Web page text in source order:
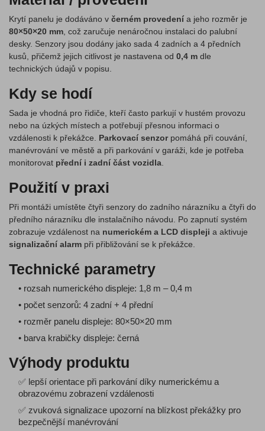
Krytí panelu je dodáváno v černém provedení a jeho rozměr je
80×50×20 mm , což zaručuje nenáročnou instalaci do palubní
desky. Senzory jsou dodány jako sada 4 zadních a 4 předních
kusů, přičemž jejich citlivost je nastavena od 0,4 m dle
technických údajů v popisu.
Kdy se hodí
Sada je vhodná pro řidiče, kteří často parkují v hustém provozu
nebo na úzkých místech a potřebují přesnou informaci o
vzdálenosti k překážce. Parkovací senzorpomáhá při couvání,
manévrování ve městě a při parkování v garáži, kde je potřeba
monitorovat přední i zadní část vozidla
Použití v praxi
Při montáži umístěte čtyři senzory do zadního nárazníku a čtyři do
předního nárazníku dle instalačního návodu. Po zapnutí systém
zobrazuje vzdálenost na numerickém a LCD displeji a aktivuje
signalizační alarm při přibližování se k překážce.
Technické parametry
• rozsah numerického displeje: 1,8 m – 0,4 m
• počet senzorů: 4 zadní + 4 přední
• rozměr panelu displeje: 80×50×20 mm
• barva krabičky displeje: černá
Výhody produktu
✅ lepší orientace při parkování díky numerickému a
obrazovému zobrazení vzdálenosti
✅ zvuková signalizace upozorní na blízkost překážky pro
bezpečnější manévrování